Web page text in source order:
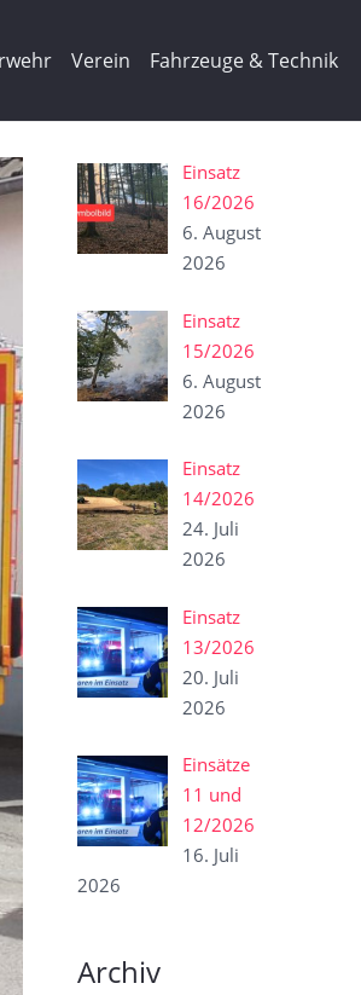
Verein Fahrzeuge & Technik
Einsatz
16/2026
6. August
2026
Einsatz
15/2026
6. August
2026
Einsatz
14/2026
24. Juli
2026
Einsatz
13/2026
20. Juli
2026
Einsätze
11 und
12/2026
16. Juli
2026
Archiv